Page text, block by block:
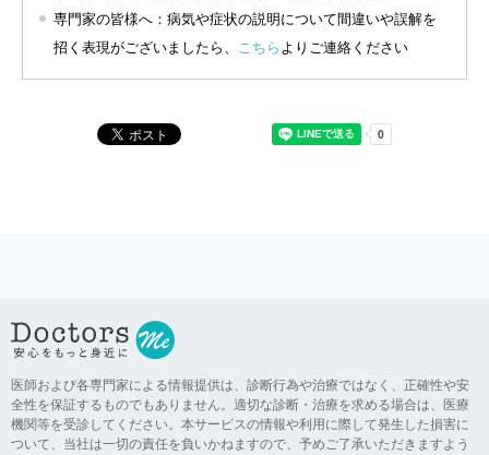
専門家の皆様へ：病気や症状の説明について間違いや誤解を
招く表現がございましたら、
こちら よりご連絡ください
医師および各専門家による情報提供は、診断行為や治療ではなく、正確性や安
全性を保証するものでもありません。適切な診断・治療を求める場合は、医療
機関等を受診してください。本サービスの情報や利用に際して発生した損害に
ついて、当社は一切の責任を負いかねますので、予めご了承いただきますよう